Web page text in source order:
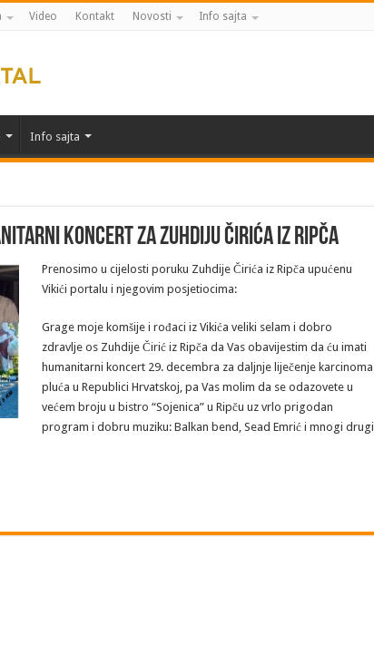
Video Kontakt Novosti Info sajta
Info sajta
koncert za Zuhdiju Čirića iz Ripča
Prenosimo u cijelosti poruku Zuhdije Čirića iz Ripča upućenu
Vikići portalu i njegovim posjetiocima:
Grage moje komšije i rođaci iz Vikića veliki selam i dobro
zdravlje os Zuhdije Čirić iz Ripča da Vas obavijestim da ću imati
humanitarni koncert 29. decembra za daljnje liječenje karcinoma
pluća u Republici Hrvatskoj, pa Vas molim da se odazovete u
većem broju u bistro “Sojenica” u Ripču uz vrlo prigodan
program i dobru muziku: Balkan bend, Sead Emrić i mnogi drugi